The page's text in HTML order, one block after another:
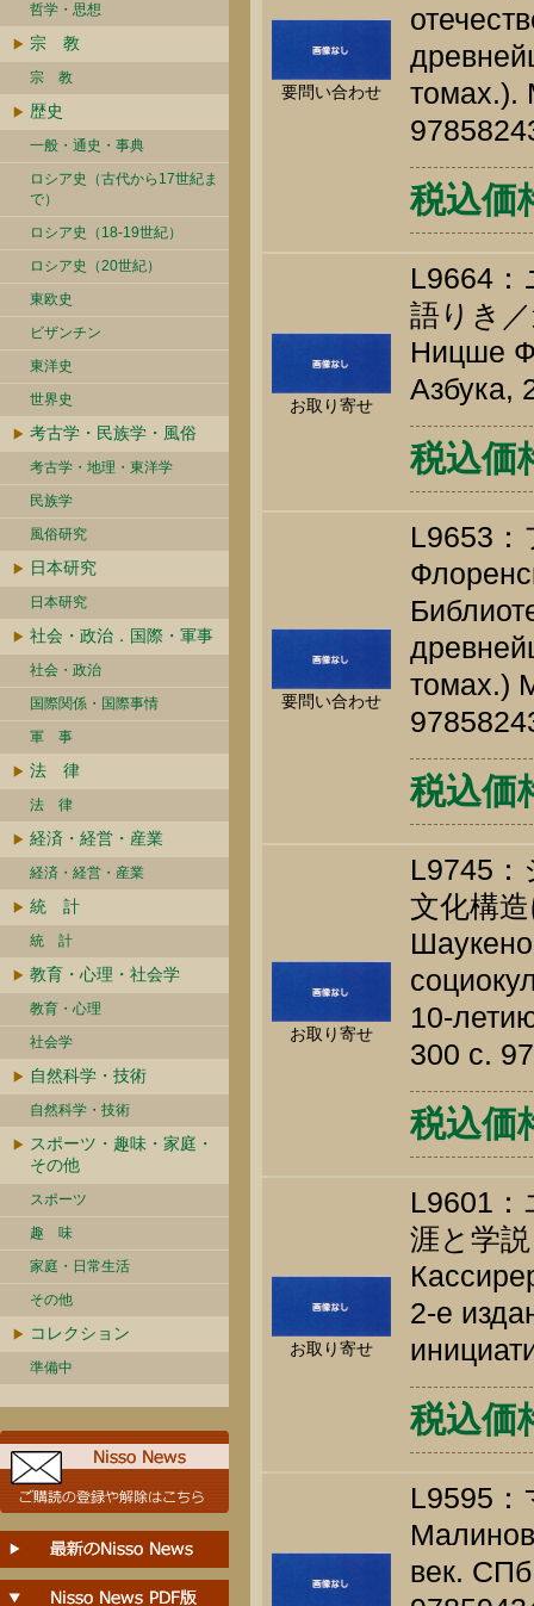
哲学・思想
宗 教
宗 教
歴史
一般・通史・事典
ロシア史（古代から17世紀ま
で）
ロシア史（18-19世紀）
ロシア史（20世紀）
東欧史
ビザンチン
東洋史
世界史
考古学・民族学・風俗
考古学・地理・東洋学
民族学
風俗研究
日本研究
日本研究
社会・政治．国際・軍事
社会・政治
国際関係・国際事情
軍 事
法 律
法 律
経済・経営・産業
経済・経営・産業
統 計
統 計
教育・心理・社会学
教育・心理
社会学
自然科学・技術
自然科学・技術
スポーツ・趣味・家庭・
その他
スポーツ
趣 味
家庭・日常生活
その他
コレクション
準備中
要問い合わせ
税込
お取り寄せ
L9664
語りき
Ницше
Азбука,
税込価
要問い合わせ
L9653
томах.)
税込価
お取り寄せ
L9745
文化構
10-
300 c.
税込価
お取り寄せ
L9601
涯と学説
2-е
税込価
L9595
век.